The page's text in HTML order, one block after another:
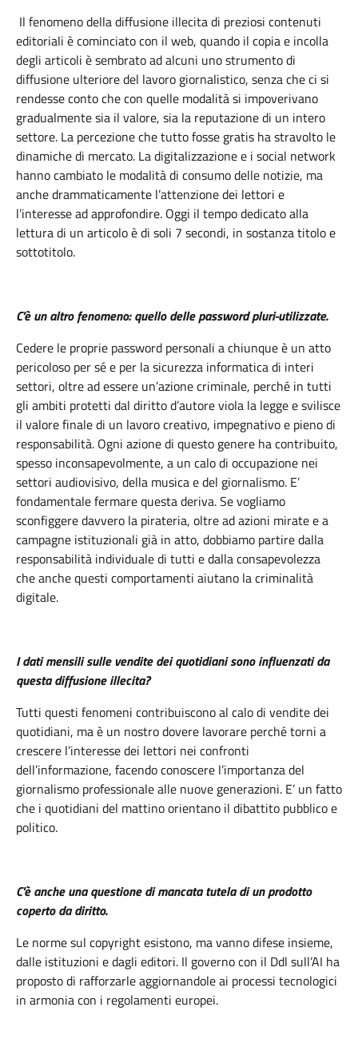
Il fenomeno della diffusione illecita di preziosi contenuti
editoriali è cominciato con il web, quando il copia e incolla
degli articoli è sembrato ad alcuni uno strumento di
diffusione ulteriore del lavoro giornalistico, senza che ci si
rendesse conto che con quelle modalità si impoverivano
gradualmente sia il valore, sia la reputazione di un intero
settore. La percezione che tutto fosse gratis ha stravolto le
dinamiche di mercato. La digitalizzazione e i social network
hanno cambiato le modalità di consumo delle notizie, ma
anche drammaticamente l’attenzione dei lettori e
l’interesse ad approfondire. Oggi il tempo dedicato alla
lettura di un articolo è di soli 7 secondi, in sostanza titolo e
sottotitolo.
C'è un altro fenomeno: quello delle password pluri-utilizzate.
Cedere le proprie password personali a chiunque è un atto
pericoloso per sé e per la sicurezza informatica di interi
settori, oltre ad essere un’azione criminale, perché in tutti
gli ambiti protetti dal diritto d’autore viola la legge e svilisce
il valore finale di un lavoro creativo, impegnativo e pieno di
responsabilità. Ogni azione di questo genere ha contribuito,
spesso inconsapevolmente, a un calo di occupazione nei
settori audiovisivo, della musica e del giornalismo. E’
fondamentale fermare questa deriva. Se vogliamo
sconfiggere davvero la pirateria, oltre ad azioni mirate e a
campagne istituzionali già in atto, dobbiamo partire dalla
responsabilità individuale di tutti e dalla consapevolezza
che anche questi comportamenti aiutano la criminalità
digitale.
I dati mensili sulle vendite dei quotidiani sono influenzati da
questa diffusione illecita?
Tutti questi fenomeni contribuiscono al calo di vendite dei
quotidiani, ma è un nostro dovere lavorare perché torni a
crescere l’interesse dei lettori nei confronti
dell’informazione, facendo conoscere l’importanza del
giornalismo professionale alle nuove generazioni. E’ un fatto
che i quotidiani del mattino orientano il dibattito pubblico e
politico.
C'è anche una questione di mancata tutela di un prodotto
coperto da diritto.
Le norme sul copyright esistono, ma vanno difese insieme,
dalle istituzioni e dagli editori. Il governo con il Ddl sull’AI ha
proposto di rafforzarle aggiornandole ai processi tecnologici
in armonia con i regolamenti europei.